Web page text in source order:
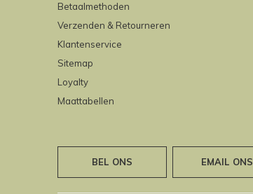
Betaalmethoden
Verzenden & Retourneren
Klantenservice
Sitemap
Loyalty
Maattabellen
BEL ONS EMAIL ONS